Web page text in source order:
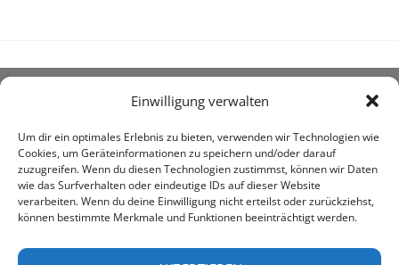
Einwilligung verwalten
Um dir ein optimales Erlebnis zu bieten, verwenden wir Technologien wie
Cookies, um Geräteinformationen zu speichern und/oder darauf
zuzugreifen. Wenn du diesen Technologien zustimmst, können wir Daten
wie das Surfverhalten oder eindeutige IDs auf dieser Website
verarbeiten. Wenn du deine Einwilligung nicht erteilst oder zurückziehst,
können bestimmte Merkmale und Funktionen beeinträchtigt werden.
um den Kauf landwirtschaftlicher Bedarfsartikel geht.